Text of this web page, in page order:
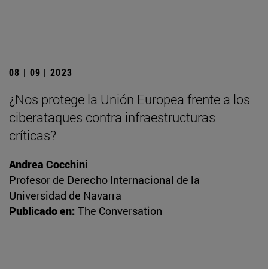
08 | 09 | 2023
¿Nos protege la Unión Europea frente a los
ciberataques contra infraestructuras
críticas?
Andrea Cocchini
Profesor de Derecho Internacional de la
Universidad de Navarra
Publicado en: The Conversation